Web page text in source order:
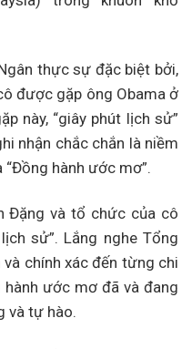
thực sự đặc biệt bởi,
được gặp ông Obama ở
này, “giây phút lịch sử”
nhận chắc chắn là niềm
“Đồng hành ước mơ”.
Đặng và tổ chức của cô
sử”. Lắng nghe Tổng
chính xác đến từng chi
ước mơ đã và đang
và tự hào.